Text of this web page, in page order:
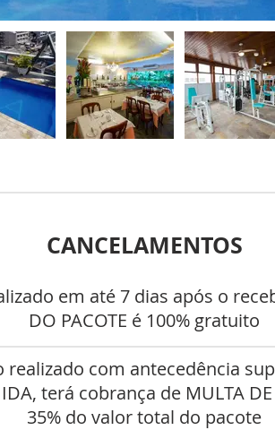
CANCELAMENTOS
em até 7 dias após o
DO PACOTE é 100% gratuito
realizado com antecedência
terá cobrança de MULTA
35% do valor total do pacote